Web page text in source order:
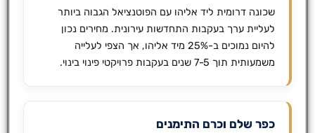
שכונה דרומית ליד אליהו עם הפוטנציאל הגבוה ביותר
לעליית ערך בעקבות התחדשות עירונית. מחירים נכון
להיום נמוכים ב-25% מיד אליהו, אך הצפי לעלייה
משמעותית תוך 7-5 שנים בעקבות פרויקטי פינוי בינוי.
כפר שלם וכרם התימנים